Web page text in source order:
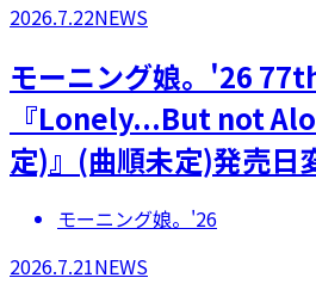
2026.7.22NEWS
モーニング娘。'26
『Lonely...But not
定)』(曲順未定)発売日
モーニング娘。'26
2026.7.21NEWS